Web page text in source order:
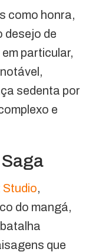
como honra,
desejo de
particular,
sedenta por
e
Studio,
do mangá,
que